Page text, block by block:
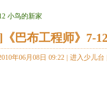
小鸟的新家
巴布工程师》7-
年06月08日 09:22 | 进入少儿台